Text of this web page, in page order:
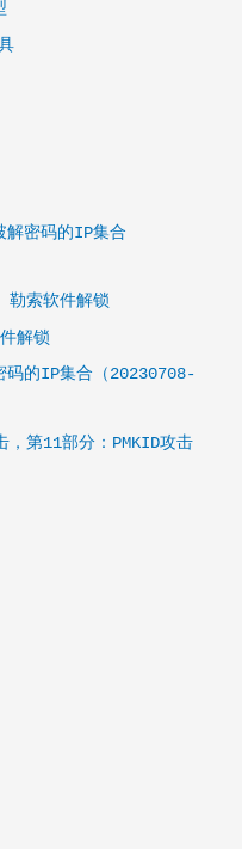
密码的IP集合
索软件解锁
解锁
码的IP集合（20230708-
第11部分：PMKID攻击